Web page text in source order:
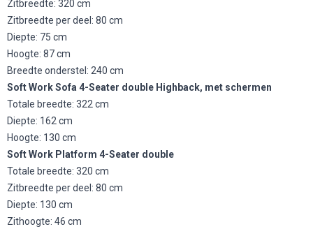
Zitbreedte: 320 cm
Zitbreedte per deel: 80 cm
Diepte: 75 cm
Hoogte: 87 cm
Breedte onderstel: 240 cm
Soft Work Sofa 4-Seater double Highback, met schermen
Totale breedte: 322 cm
Diepte: 162 cm
Hoogte: 130 cm
Soft Work Platform 4-Seater double
Totale breedte: 320 cm
Zitbreedte per deel: 80 cm
Diepte: 130 cm
Zithoogte: 46 cm